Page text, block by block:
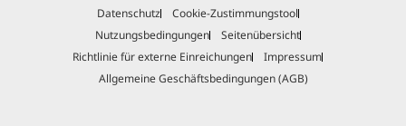
Datenschutz
Cookie-Zustimmungstool
Nutzungsbedingungen
Seitenübersicht
Richtlinie für externe Einreichungen
Impressum
Allgemeine Geschäftsbedingungen (AGB)